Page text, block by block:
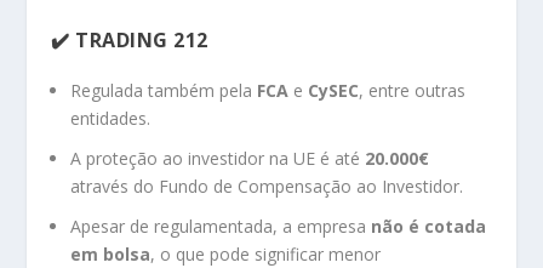
✔️ TRADING 212
Regulada também pela FCA e CySEC, entre outras
entidades.
A proteção ao investidor na UE é até 20.000€
através do Fundo de Compensação ao Investidor.
Apesar de regulamentada, a empresa não é cotada
em bolsa, o que pode significar menor